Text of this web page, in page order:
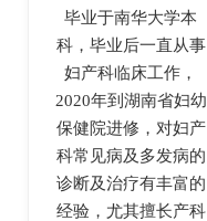
毕业于南华大学本
科，毕业后一直从事
妇产科临床工作，
2020年到湖南省妇幼
保健院进修，对妇产
科常见病及多发病的
诊断及治疗有丰富的
经验，尤其擅长产科